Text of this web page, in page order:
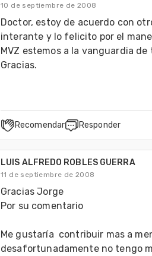
10 de septiembre de 2008
Doctor, estoy de acuerdo con
interante y lo felicito por el
MVZ estemos a la vanguardia
Gracias.
Recomendar Responder
LUIS ALFREDO ROBLES GUERRA
11 de septiembre de 2008
Gracias Jorge
Por su comentario
Me gustaría  contribuir mas a
desafortunadamente no tengo